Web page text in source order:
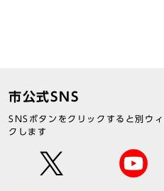
市公式SNS
SNSボタンをクリックすると別ウ
クします